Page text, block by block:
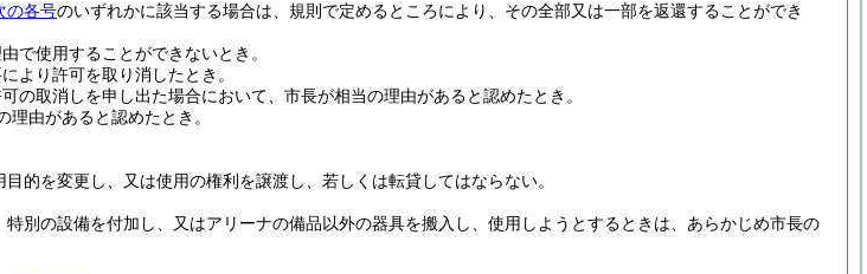
の各号のいずれかに該当する場合は、規則で定めるところにより、その全部又は一部を返還することができ
で使用することができないとき。
より許可を取り消したとき。
の取消しを申し出た場合において、市長が相当の理由があると認めたとき。
由があると認めたとき。
的を変更し、又は使用の権利を譲渡し、若しくは転貸してはならない。
別の設備を付加し、又はアリーナの備品以外の器具を搬入し、使用しようとするときは、あらかじめ市長の